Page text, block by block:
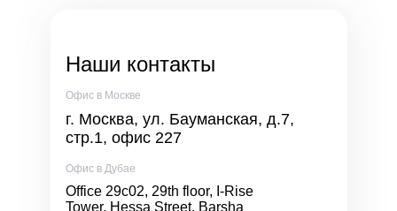
Наши контакты
Офис в Москве
г. Москва, ул. Бауманская, д.7,
стр.1, офис 227
Офис в Дубае
Office 29c02, 29th floor, I-Rise
Tower, Hessa Street, Barsha